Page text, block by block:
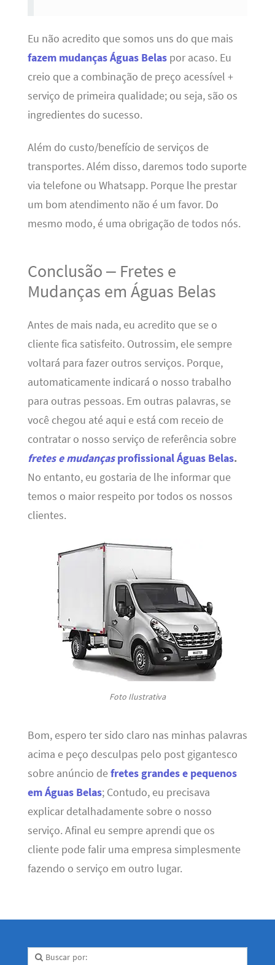
Eu não acredito que somos uns do que mais
fazem mudanças Águas Belaspor acaso. Eu
creio que a combinação de preço acessível +
serviço de primeira qualidade; ou seja, são os
ingredientes do sucesso.
Além do custo/benefício de serviços de
transportes. Além disso, daremos todo suporte
via telefone ou Whatsapp. Porque lhe prestar
um bom atendimento não é um favor. Do
mesmo modo, é uma obrigação de todos nós.
Conclusão – Fretes e
Mudanças em Águas Belas
Antes de mais nada, eu acredito que se o
cliente fica satisfeito. Outrossim, ele sempre
voltará para fazer outros serviços. Porque,
automaticamente indicará o nosso trabalho
para outras pessoas. Em outras palavras, se
você chegou até aqui e está com receio de
contratar o nosso serviço de referência sobre
fretes e mudançasprofissional Águas Belas.
No entanto, eu gostaria de lhe informar que
temos o maior respeito por todos os nossos
clientes.
Foto Ilustrativa
Bom, espero ter sido claro nas minhas palavras
acima e peço desculpas pelo post gigantesco
sobre anúncio defretes grandes e pequenos
em Águas Belas; Contudo, eu precisava
explicar detalhadamente sobre o nosso
serviço. Afinal eu sempre aprendi que os
cliente pode falir uma empresa simplesmente
fazendo o serviço em outro lugar.